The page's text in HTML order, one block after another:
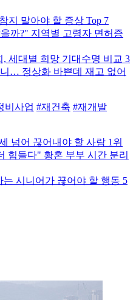
지 말아야 할 증상 Top 7
까?" 지역별 고령자 면허증
, 세대별 희망 기대수명 비교 3
… 정상화 바쁜데 재고 없어
비사업 #재건축 #재개발
넘어 끊어내야 할 사람 1위
힘들다" 황혼 부부 시간 분리
는 시니어가 끊어야 할 행동 5